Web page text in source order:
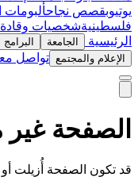
يوتيوبقصص نجاحألبومات
فلسطينيةشخصيات وقادة
الرئيسية
الجامعة البرامج
الإعلام والمجتمع تواصل
الصفحة
قد تكون الصفحة أُزيلت